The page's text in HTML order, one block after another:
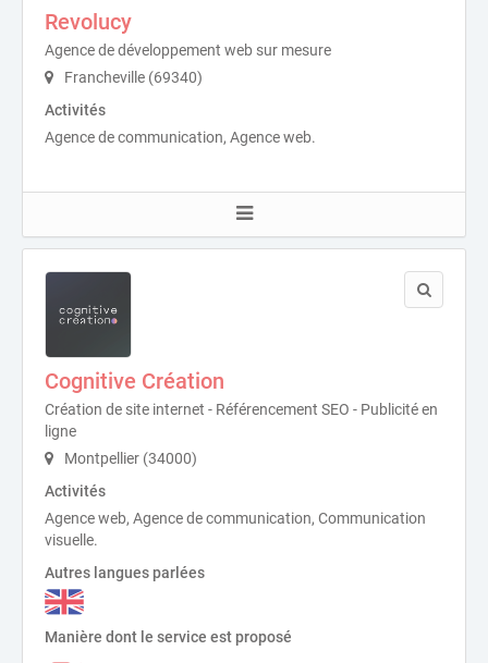
Revolucy
Agence de développement web sur mesure
Francheville (69340)
Activités
Agence de communication, Agence web.
Cognitive Création
Création de site internet - Référencement SEO - Publicité en
ligne
Montpellier (34000)
Activités
Agence web, Agence de communication, Communication
visuelle.
Autres langues parlées
Manière dont le service est proposé